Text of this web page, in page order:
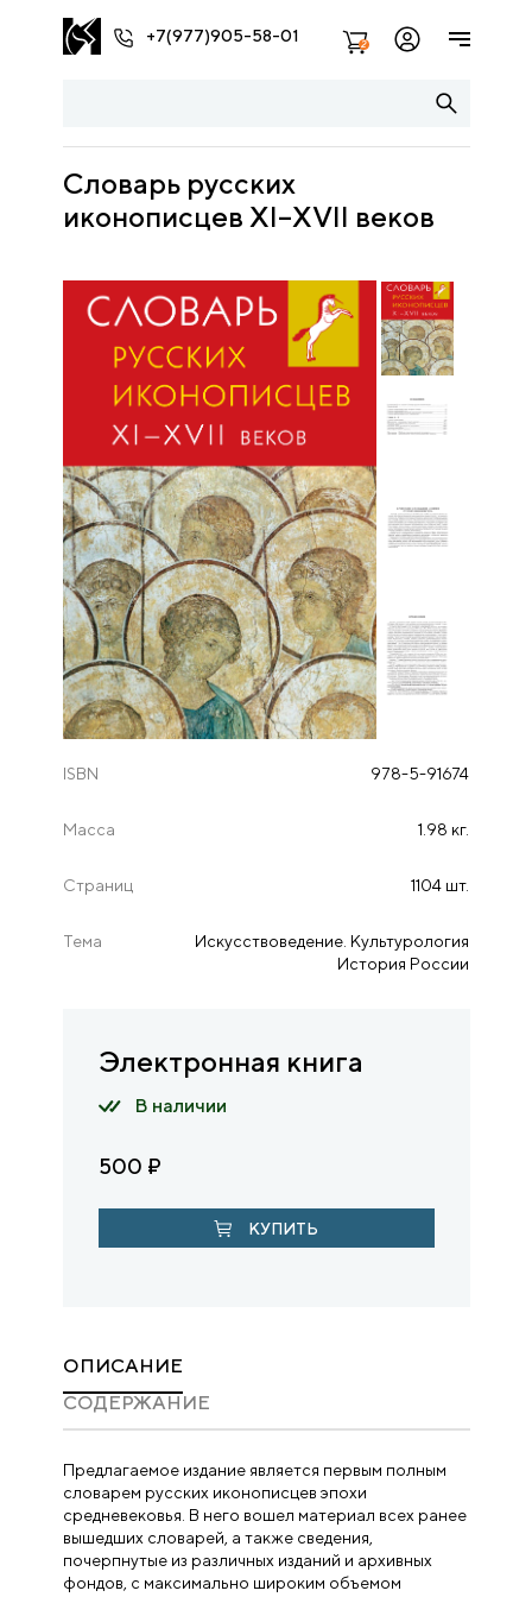
+7(977)905-58-01 2
Словарь русских
иконописцев XI–XVII веков
ISBN 978-5-91674
Масса 1.98 кг.
Страниц 1104 шт.
Тема
Искусствоведение. Культурология
История России
Электронная книга
В наличии
500 ₽
КУПИТЬ
ОПИСАНИЕ
CОДЕРЖАНИЕ
Предлагаемое издание является первым полным
словарем русских иконописцев эпохи
средневековья. В него вошел материал всех ранее
вышедших словарей, а также сведения,
почерпнутые из различных изданий и архивных
фондов, с максимально широким объемом